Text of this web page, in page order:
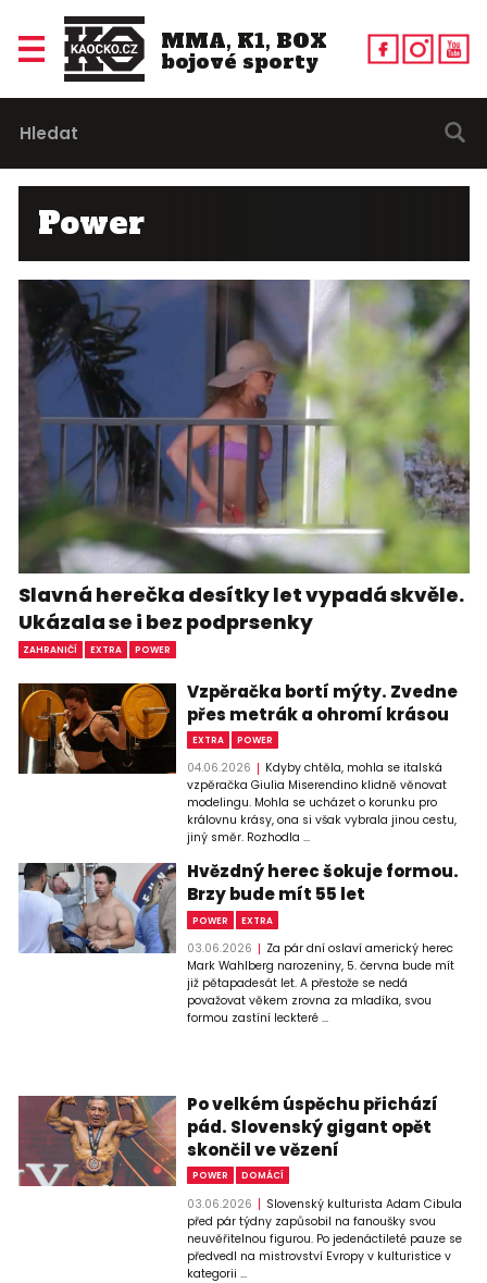
MMA, K1, BOX
bojové sporty
Power
Slavná herečka desítky let vypadá skvěle.
Ukázala se i bez podprsenky
ZAHRANIČÍ EXTRA POWER
Vzpěračka bortí mýty. Zvedne
přes metrák a ohromí krásou
EXTRA POWER
04.06.2026
Kdyby chtěla, mohla se italská
vzpěračka Giulia Miserendino klidně věnovat
modelingu. Mohla se ucházet o korunku pro
královnu krásy, ona si však vybrala jinou cestu,
jiný směr. Rozhodla ...
Hvězdný herec šokuje formou.
Brzy bude mít 55 let
POWER EXTRA
03.06.2026
Za pár dní oslaví americký herec
Mark Wahlberg narozeniny, 5. června bude mít
již pětapadesát let. A přestože se nedá
považovat věkem zrovna za mladíka, svou
formou zastíní leckteré ...
Po velkém úspěchu přichází
pád. Slovenský gigant opět
skončil ve vězení
POWER DOMÁCÍ
03.06.2026
Slovenský kulturista Adam Cibula
před pár týdny zapůsobil na fanoušky svou
neuvěřitelnou figurou. Po jedenáctileté pauze se
předvedl na mistrovství Evropy v kulturistice v
kategorii ...